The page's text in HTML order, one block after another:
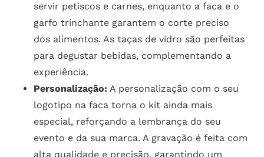
servir petiscos e carnes, enquanto a faca e o
garfo trinchante garantem o corte preciso
dos alimentos. As taças de vidro são perfeitas
para degustar bebidas, complementando a
experiência.
Personalização: A personalização com o seu
logotipo na faca torna o kit ainda mais
especial, reforçando a lembrança do seu
evento e da sua marca. A gravação é feita com
alta qualidade e precisão, garantindo um